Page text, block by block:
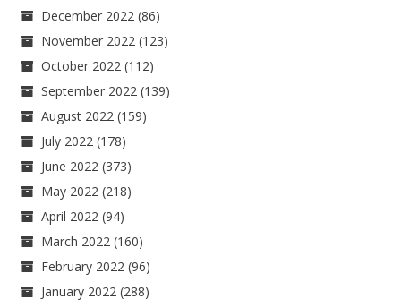
December 2022 (86)
November 2022 (123)
October 2022 (112)
September 2022 (139)
August 2022 (159)
July 2022 (178)
June 2022 (373)
May 2022 (218)
April 2022 (94)
March 2022 (160)
February 2022 (96)
January 2022 (288)